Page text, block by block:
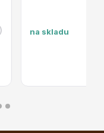
na skladu